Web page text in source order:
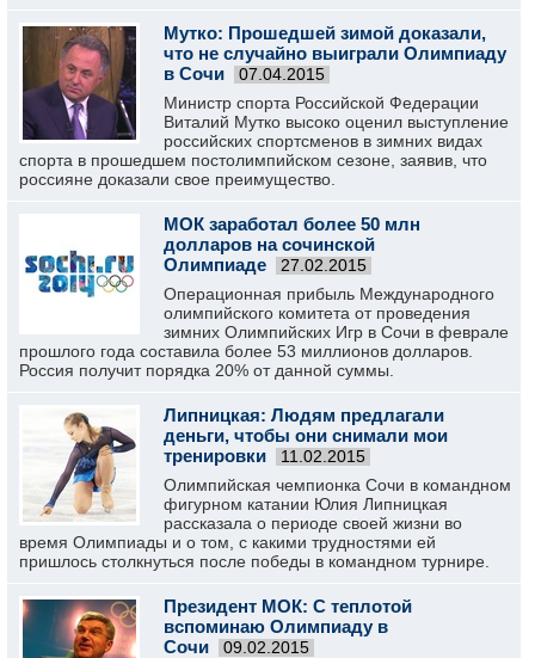
Мутко: Прошедшей зимой доказали,
что не случайно выиграли Олимпиаду
в Сочи
07.04.2015
Министр спорта Российской Федерации
Виталий Мутко высоко оценил выступление
российских спортсменов в зимних видах
спорта в прошедшем постолимпийском сезоне, заявив, что
россияне доказали свое преимущество.
МОК заработал более 50 млн
долларов на сочинской
Олимпиаде
27.02.2015
Операционная прибыль Международного
олимпийского комитета от проведения
зимних Олимпийских Игр в Сочи в феврале
прошлого года составила более 53 миллионов долларов.
Россия получит порядка 20% от данной суммы.
Липницкая: Людям предлагали
деньги, чтобы они снимали мои
тренировки
11.02.2015
Олимпийская чемпионка Сочи в командном
фигурном катании Юлия Липницкая
рассказала о периоде своей жизни во
время Олимпиады и о том, с какими трудностями ей
пришлось столкнуться после победы в командном турнире.
Президент МОК: С теплотой
вспоминаю Олимпиаду в
Сочи
09.02.2015